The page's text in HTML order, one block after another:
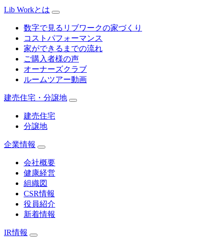
Lib Workとは
数字で見るリブワークの家づくり
コストパフォーマンス
家ができるまでの流れ
ご購入者様の声
オーナーズクラブ
ルームツアー動画
建売住宅・分譲地
建売住宅
分譲地
企業情報
会社概要
健康経営
組織図
CSR情報
役員紹介
新着情報
IR情報